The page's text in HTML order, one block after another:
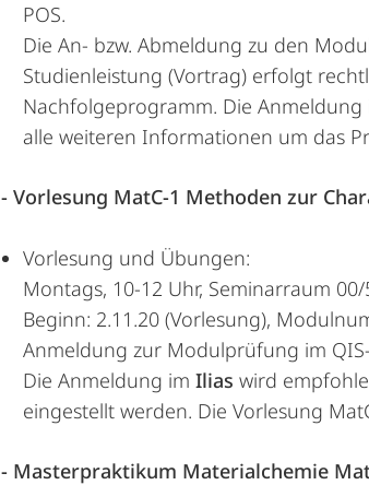
POS.
Die An- bzw. Abmeldung zu den
Studienleistung (Vortrag) erfolgt
Nachfolgeprogramm. Die
alle weiteren Informationen um das
- Vorlesung MatC-1 Methoden zur
Vorlesung und Übungen:
Montags, 10-12 Uhr, Seminarraum
Beginn: 2.11.20 (Vorlesung),
Anmeldung zur Modulprüfung im
Die Anmeldung im Ilias wird
eingestellt werden. Die Vorlesung
- Masterpraktikum Materialchemie